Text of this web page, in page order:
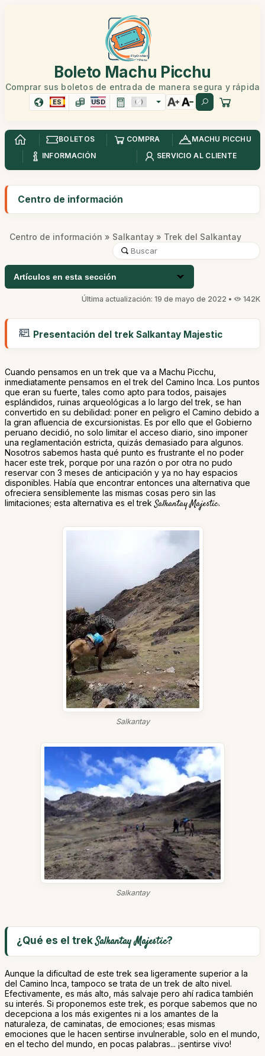
Boleto Machu Picchu
Comprar sus boletos de entrada de manera segura y rápida
ES USD
BOLETOS COMPRA
MACHU PICCHU
INFORMACIÓN
SERVICIO AL CLIENTE
Centro de información
Centro de información » Salkantay » Trek del Salkantay
Artículos en esta sección
Última actualización: 19 de mayo de 2022 • 142K
Presentación del trek Salkantay Majestic
Cuando pensamos en un trek que va a Machu Picchu,
inmediatamente pensamos en el trek del Camino Inca. Los puntos
que eran su fuerte, tales como apto para todos, paisajes
esplándidos, ruinas arqueológicas a lo largo del trek, se han
convertido en su debilidad: poner en peligro el Camino debido a
la gran afluencia de excursionistas. Es por ello que el Gobierno
peruano decidió, no solo limitar el acceso diario, sino imponer
una reglamentación estricta, quizás demasiado para algunos.
Nosotros sabemos hasta qué punto es frustrante el no poder
hacer este trek, porque por una razón o por otra no pudo
reservar con 3 meses de anticipación y ya no hay espacios
disponibles. Había que encontrar entonces una alternativa que
ofreciera sensiblemente las mismas cosas pero sin las
limitaciones; esta alternativa es el trek Salkantay Majestic.
Salkantay
Salkantay
¿Qué es el trekSalkantay Majestic?
Aunque la dificultad de este trek sea ligeramente superior a la
del Camino Inca, tampoco se trata de un trek de alto nivel.
Efectivamente, es más alto, más salvaje pero ahí radica también
su interés. Si proponemos este trek, es porque sabemos que no
decepciona a los más exigentes ni a los amantes de la
naturaleza, de caminatas, de emociones; esas mismas
emociones que le hacen sentirse invulnerable, solo en el mundo,
en el techo del mundo, en pocas palabras... ¡sentirse vivo!